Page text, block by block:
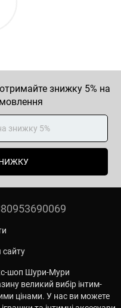
знижку 5% на
сайту
шоп Шури-Мури
великий вибір інтим-
цінами. У нас ви можете